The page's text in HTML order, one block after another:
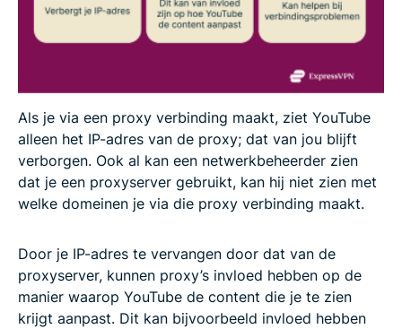
Als je via een proxy verbinding maakt, ziet YouTube
alleen het IP-adres van de proxy; dat van jou blijft
verborgen. Ook al kan een netwerkbeheerder zien
dat je een proxyserver gebruikt, kan hij niet zien met
welke domeinen je via die proxy verbinding maakt.
Door je IP-adres te vervangen door dat van de
proxyserver, kunnen proxy’s invloed hebben op de
manier waarop YouTube de content die je te zien
krijgt aanpast. Dit kan bijvoorbeeld invloed hebben